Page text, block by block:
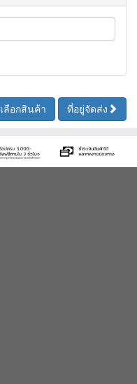
เลือกสินค้า ที่อยู่จัดส่ง